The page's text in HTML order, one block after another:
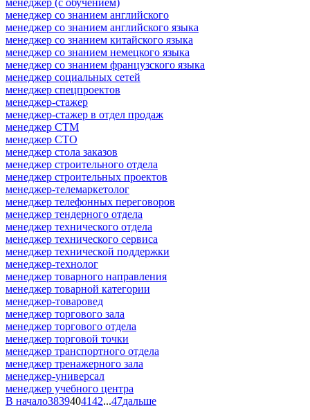
менеджер со знанием английского
менеджер со знанием английского языка
менеджер со знанием китайского языка
менеджер со знанием немецкого языка
менеджер со знанием французского языка
менеджер социальных сетей
менеджер спецпроектов
менеджер-стажер
менеджер-стажер в отдел продаж
менеджер СТМ
менеджер СТО
менеджер стола заказов
менеджер строительного отдела
менеджер строительных проектов
менеджер-телемаркетолог
менеджер телефонных переговоров
менеджер тендерного отдела
менеджер технического отдела
менеджер технического сервиса
менеджер технической поддержки
менеджер-технолог
менеджер товарного направления
менеджер товарной категории
менеджер-товаровед
менеджер торгового зала
менеджер торгового отдела
менеджер торговой точки
менеджер транспортного отдела
менеджер тренажерного зала
менеджер-универсал
менеджер учебного центра
В начало3839404142...47дальше